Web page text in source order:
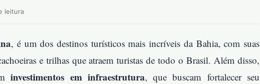
leitura
, é um dos destinos turísticos mais incríveis da Bahia, com suas
e trilhas que atraem turistas de todo o Brasil. Além disso,
investimentos em infraestrutura, que buscam fortalecer seu